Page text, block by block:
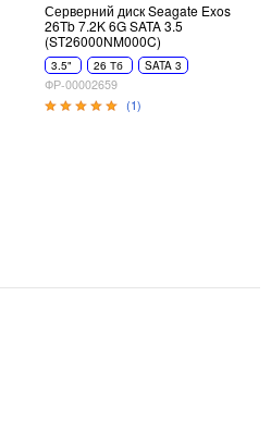
Серверний диск Seagate Exos
26Tb 7.2K 6G SATA 3.5
(ST26000NM000C)
3.5" 26 Тб SATA 3
ФР-00002659
(1)